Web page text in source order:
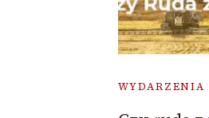
WYDARZENIA